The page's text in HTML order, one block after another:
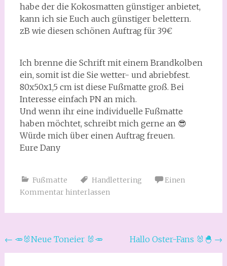
habe der die Kokosmatten günstiger anbietet,
kann ich sie Euch auch günstiger belettern.
zB wie diesen schönen Auftrag für 39€
Ich brenne die Schrift mit einem Brandkolben
ein, somit ist die Sie wetter- und abriebfest.
80x50x1,5 cm ist diese Fußmatte groß. Bei
Interesse einfach PN an mich.
Und wenn ihr eine individuelle Fußmatte
haben möchtet, schreibt mich gerne an 😎
Würde mich über einen Auftrag freuen.
Eure Dany
Fußmatte Handlettering
Einen
Kommentar hinterlassen
Beitragsnavigation
← 🥕🐰Neue Toneier 🐰🥕 Hallo Oster-Fans 🐰🐣 →